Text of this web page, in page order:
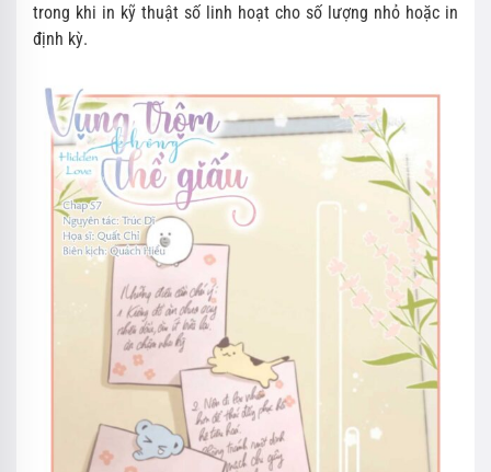
trong khi in kỹ thuật số linh hoạt cho số lượng nhỏ hoặc in
định kỳ.